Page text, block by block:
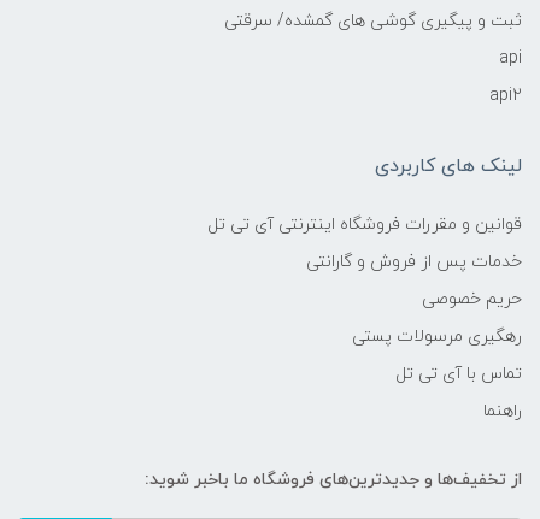
ثبت و پیگیری گوشی های گمشده/ سرقتی
api
api2
لینک های کاربردی
قوانین و مقررات فروشگاه اینترنتی آی تی تل
خدمات پس از فروش و گارانتی
حریم خصوصی
رهگیری مرسولات پستی
تماس با آی تی تل
راهنما
از تخفیف‌ها و جدیدترین‌های فروشگاه ما باخبر شوید: